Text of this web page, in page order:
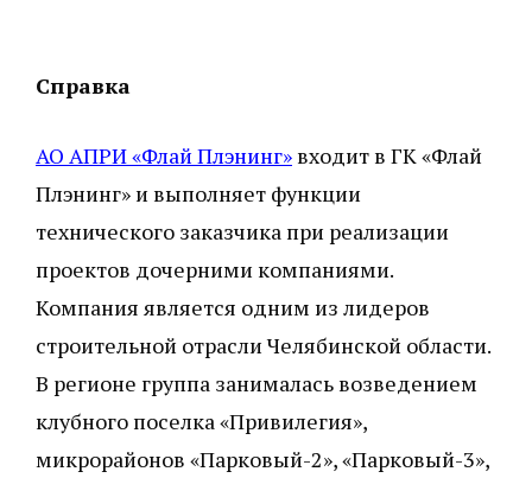
Справка
АО АПРИ «Флай Плэнинг»входит в ГК «Флай
Плэнинг» и выполняет функции
технического заказчика при реализации
проектов дочерними компаниями.
Компания является одним из лидеров
строительной отрасли Челябинской области.
В регионе группа занималась возведением
клубного поселка «Привилегия»,
микрорайонов «Парковый-2», «Парковый-3»,